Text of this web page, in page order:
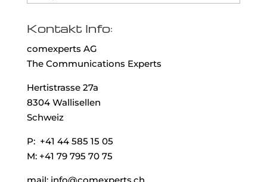
Kontakt Info:
comexperts AG
The Communications Experts
Hertistrasse 27a
8304 Wallisellen
Schweiz
P: +41 44 585 15 05
M: +41 79 795 70 75